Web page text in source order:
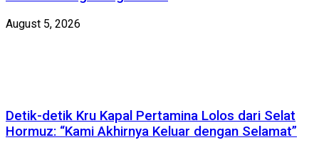
August 5, 2026
Detik-detik Kru Kapal Pertamina Lolos dari Selat
Hormuz: “Kami Akhirnya Keluar dengan Selamat”